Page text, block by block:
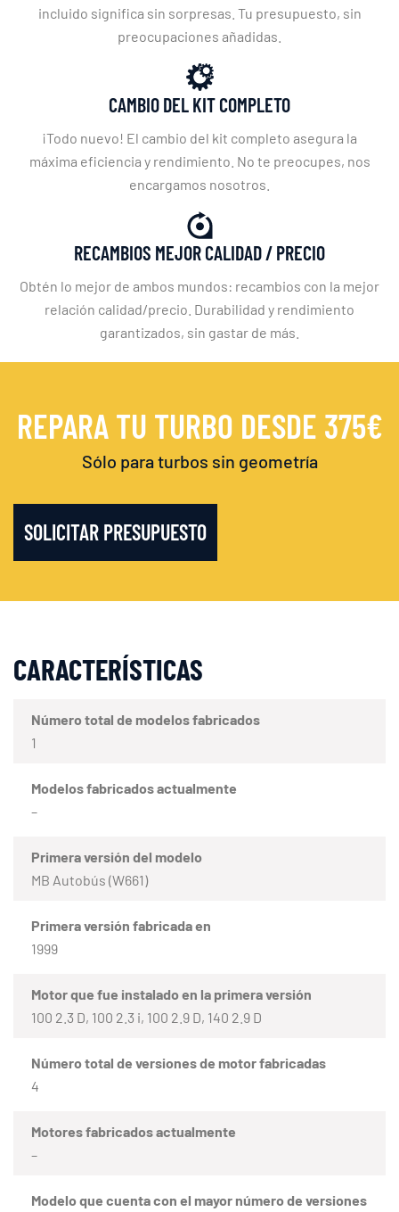
incluido significa sin sorpresas. Tu presupuesto, sin
preocupaciones añadidas.
CAMBIO DEL KIT COMPLETO
¡Todo nuevo! El cambio del kit completo asegura la
máxima eficiencia y rendimiento. No te preocupes, nos
encargamos nosotros.
RECAMBIOS MEJOR CALIDAD / PRECIO
Obtén lo mejor de ambos mundos: recambios con la mejor
relación calidad/precio. Durabilidad y rendimiento
garantizados, sin gastar de más.
REPARA TU TURBO DESDE 375€
Sólo para turbos sin geometría
SOLICITAR PRESUPUESTO
CARACTERÍSTICAS
Número total de modelos fabricados
1
Modelos fabricados actualmente
–
Primera versión del modelo
MB Autobús (W661)
Primera versión fabricada en
1999
Motor que fue instalado en la primera versión
100 2.3 D, 100 2.3 i, 100 2.9 D, 140 2.9 D
Número total de versiones de motor fabricadas
4
Motores fabricados actualmente
–
Modelo que cuenta con el mayor número de versiones